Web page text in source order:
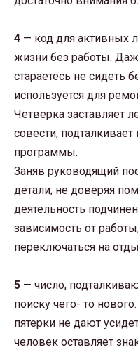
4 — код для активных
жизни без работы.
стараетесь не сидеть
используется для
Четверка заставляет
совести,
программы.
Заняв руководящий
детали; не доверяя
деятельность
зависимость от
переключаться на
5 — число,
поиску чего- то
пятерки не дают
человек оставляет